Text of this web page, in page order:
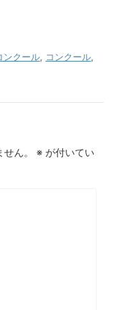
ンクール, コンクール,
ん。 ※ が付いてい